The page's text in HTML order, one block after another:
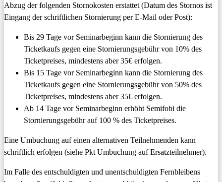
Abzug der folgenden Stornokosten erstattet (Datum des Stornos ist
Eingang der schriftlichen Stornierung per E-Mail oder Post):
Bis 29 Tage vor Seminarbeginn kann die Stornierung des
Ticketkaufs gegen eine Stornierungsgebühr von 10% des
Ticketpreises, mindestens aber 35€ erfolgen.
Bis 15 Tage vor Seminarbeginn kann die Stornierung des
Ticketkaufs gegen eine Stornierungsgebühr von 50% des
Ticketpreises, mindestens aber 35€ erfolgen.
Ab 14 Tage vor Seminarbeginn erhöht Semifobi die
Stornierungsgebühr auf 100 % des Ticketpreises.
Eine Umbuchung auf einen alternativen Teilnehmenden kann
schriftlich erfolgen (siehe Pkt Umbuchung auf Ersatzteilnehmer).
Im Falle des entschuldigten und unentschuldigten Fernbleibens